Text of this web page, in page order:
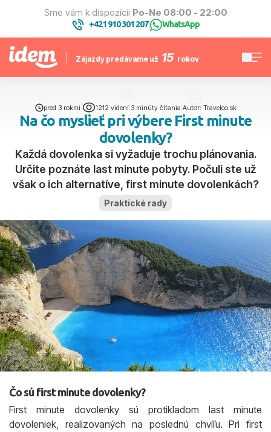
Sme vám k dispozícii Po-Ne 08:00 - 22:00
+421 910 301 207| WhatsApp
Zájazdy predávame už 15 rokov
pred 3 rokmi 1212 videní| 3 minúty čítania Autor: Travelco.sk
Na čo myslieť pri výbere First minute
dovolenky?
Každá dovolenka si vyžaduje trochu plánovania.
Určite poznáte last minute pobyty. Počuli ste už
však o ich alternatíve, first minute dovolenkách?
Praktické rady
Čo sú first minute dovolenky?
First minute dovolenky sú protikladom last minute
dovoleniek, realizovaných na poslednú chvíľu. Pri first